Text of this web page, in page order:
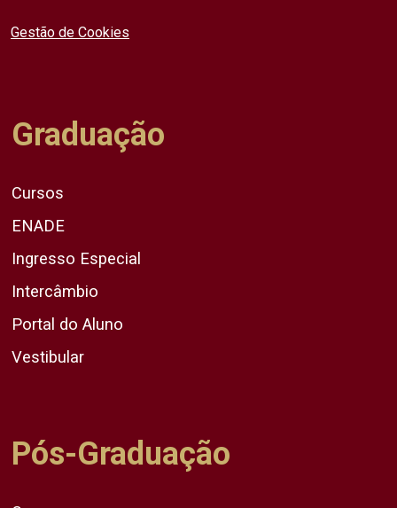
Gestão de Cookies
Graduação
Cursos
ENADE
Ingresso Especial
Intercâmbio
Portal do Aluno
Vestibular
Pós-Graduação